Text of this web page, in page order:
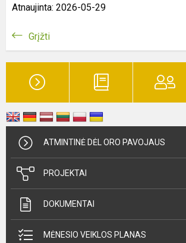
Atnaujinta: 2026-05-29
Grįžti
ATMINTINĖ DĖL ORO PAVOJAUS
PROJEKTAI
DOKUMENTAI
MĖNESIO VEIKLOS PLANAS